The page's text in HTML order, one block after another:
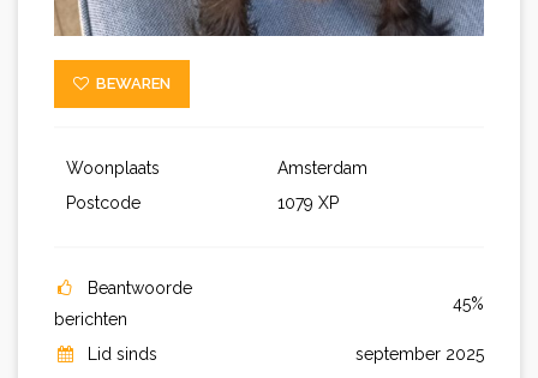
BEWAREN
Woonplaats
Amsterdam
Postcode
1079 XP
Beantwoorde
berichten
45%
Lid sinds
september 2025